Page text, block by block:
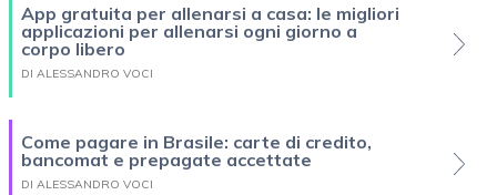
App gratuita per allenarsi a casa: le migliori
applicazioni per allenarsi ogni giorno a
corpo libero
DI ALESSANDRO VOCI
Come pagare in Brasile: carte di credito,
bancomat e prepagate accettate
DI ALESSANDRO VOCI